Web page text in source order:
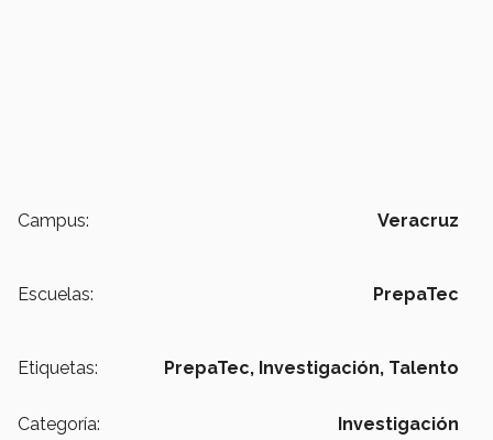
Campus: Veracruz
Escuelas: PrepaTec
Etiquetas: PrepaTec, Investigación, Talento
Categoría: Investigación